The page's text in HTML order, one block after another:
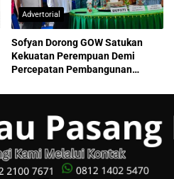
Advertorial
Sofyan Dorong GOW Satukan
Kekuatan Perempuan Demi
Percepatan Pembangunan